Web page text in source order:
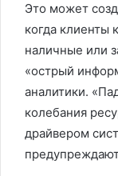
Это может
когда клиенты
наличные или
«острый
аналитики.
колебания
драйвером